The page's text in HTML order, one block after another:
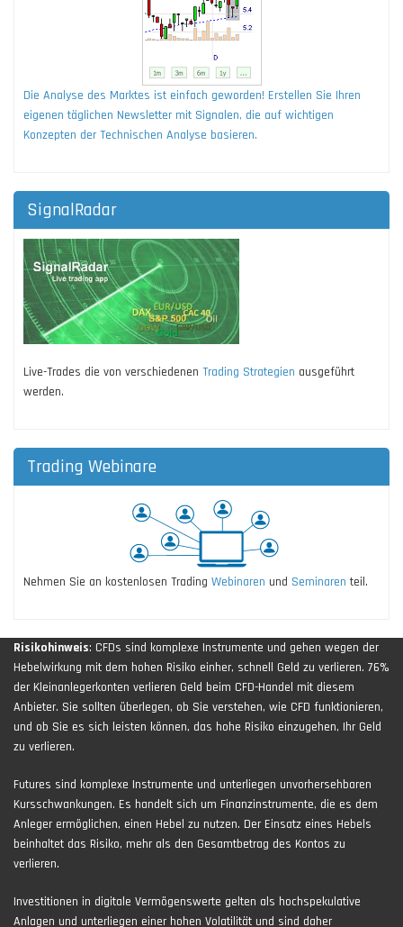
Die Analyse des Marktes ist einfach geworden! Erstellen Sie Ihren
eigenen täglichen Newsletter mit Signalen, die auf wichtigen
Konzepten der Technischen Analyse basieren.
SignalRadar
Live-Trades die von verschiedenen Trading Strategien ausgeführt
werden.
Trading Webinare
Nehmen Sie an kostenlosen Trading Webinaren und Seminaren teil.
Risikohinweis: CFDs sind komplexe Instrumente und gehen wegen der
Hebelwirkung mit dem hohen Risiko einher, schnell Geld zu verlieren. 76%
der Kleinanlegerkonten verlieren Geld beim CFD-Handel mit diesem
Anbieter. Sie sollten überlegen, ob Sie verstehen, wie CFD funktionieren,
und ob Sie es sich leisten können, das hohe Risiko einzugehen, Ihr Geld
zu verlieren.
Futures sind komplexe Instrumente und unterliegen unvorhersehbaren
Kursschwankungen. Es handelt sich um Finanzinstrumente, die es dem
Anleger ermöglichen, einen Hebel zu nutzen. Der Einsatz eines Hebels
beinhaltet das Risiko, mehr als den Gesamtbetrag des Kontos zu
verlieren.
Investitionen in digitale Vermögenswerte gelten als hochspekulative
Anlagen und unterliegen einer hohen Volatilität und sind daher